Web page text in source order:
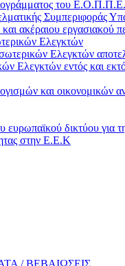
του
Συμπεριφοράς
ακέραιου εργασιακού
Ελεγκτών
Ελεγκτών
Ελεγκτών εντός και
και οικονομικών
ευρωπαϊκού δικτύου για
στην Ε.Ε.Κ
/ ΒΕΒΑΙΩΣΕΙΣ